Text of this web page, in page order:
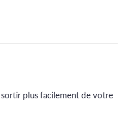
plus facilement de votre